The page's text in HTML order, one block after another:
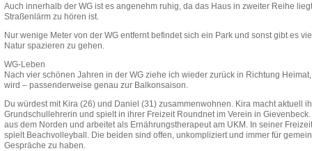
Auch innerhalb der WG ist es angenehm ruhig, da das Haus in zweiter Reihe
Straßenlärm zu hören ist.
Nur wenige Meter von der WG entfernt befindet sich ein Park und sonst gibt es
Natur spazieren zu gehen.
WG-Leben
Nach vier schönen Jahren in der WG ziehe ich wieder zurück in Richtung
wird – passenderweise genau zur Balkonsaison.
Du würdest mit Kira (26) und Daniel (31) zusammenwohnen. Kira macht aktuell
Grundschullehrerin und spielt in ihrer Freizeit Roundnet im Verein in
aus dem Norden und arbeitet als Ernährungstherapeut am UKM. In seiner
spielt Beachvolleyball. Die beiden sind offen, unkompliziert und immer für
Gespräche zu haben.